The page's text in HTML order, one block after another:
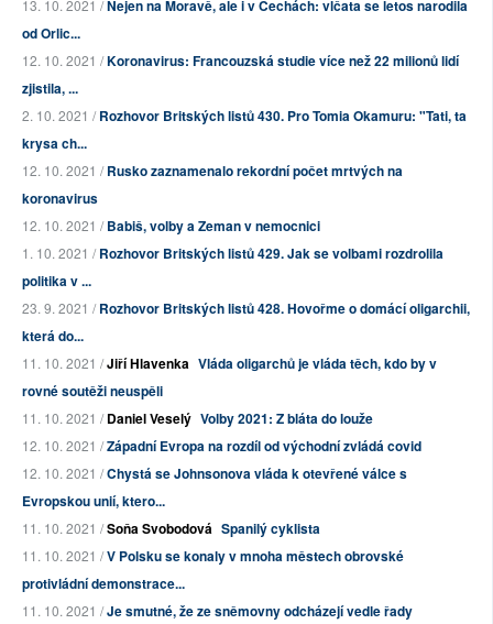
13. 10. 2021 /Nejen na Moravě, ale i v Čechách: vlčata se letos narodila
od Orlic...
12. 10. 2021 /Koronavirus: Francouzská studie více než 22 milionů lidí
zjistila, ...
2. 10. 2021 /Rozhovor Britských listů 430. Pro Tomia Okamuru: "Tati, ta
krysa ch...
12. 10. 2021 /Rusko zaznamenalo rekordní počet mrtvých na
koronavirus
12. 10. 2021 /Babiš, volby a Zeman v nemocnici
1. 10. 2021 /Rozhovor Britských listů 429. Jak se volbami rozdrolila
politika v ...
23. 9. 2021 /Rozhovor Britských listů 428. Hovořme o domácí oligarchii,
která do...
11. 10. 2021 /Jiří Hlavenka Vláda oligarchů je vláda těch, kdo by v
rovné soutěži neuspěli
11. 10. 2021 /Daniel Veselý Volby 2021: Z bláta do louže
12. 10. 2021 /Západní Evropa na rozdíl od východní zvládá covid
12. 10. 2021 /Chystá se Johnsonova vláda k otevřené válce s
Evropskou unií, ktero...
11. 10. 2021 /Soňa Svobodová Spanilý cyklista
11. 10. 2021 /V Polsku se konaly v mnoha městech obrovské
protivládní demonstrace...
11. 10. 2021 /Je smutné, že ze sněmovny odcházejí vedle řady